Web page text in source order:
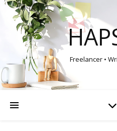
Freelancer •